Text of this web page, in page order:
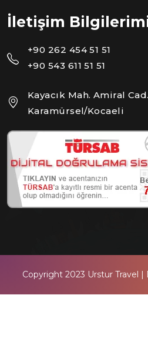
İletişim
+90 262 454 51 51
+90 543 611 51 51
Kayacık Mah. Amiral
Karamürsel/Kocaeli
Copyright 2023 Urstur Travel |